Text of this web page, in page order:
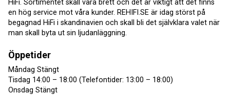
HiFi. Sortimentet skall vara brett och det är viktigt att det finns
en hög service mot våra kunder. REHIFI.SE är idag störst på
begagnad HiFi i skandinavien och skall bli det självklara valet när
man skall byta ut sin ljudanläggning.
Öppetider
Måndag Stängt
Tisdag 14:00 – 18:00 (Telefontider: 13:00 – 18:00)
Onsdag Stängt